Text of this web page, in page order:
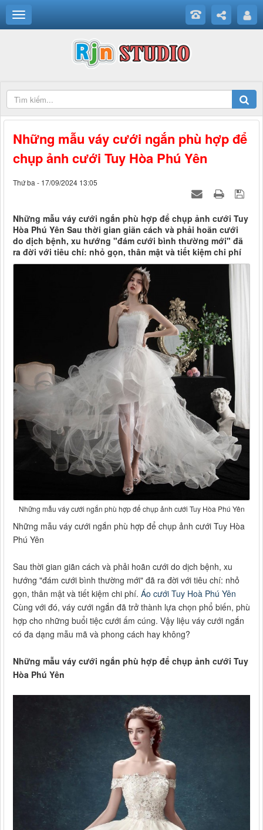
Những mẫu váy cưới ngắn phù hợp để
chụp ảnh cưới Tuy Hòa Phú Yên
Thứ ba - 17/09/2024 13:05
Những mẫu váy cưới ngắn phù hợp để chụp ảnh cưới Tuy
Hòa Phú Yên Sau thời gian giãn cách và phải hoãn cưới
do dịch bệnh, xu hướng "đám cưới bình thường mới" đã
ra đời với tiêu chí: nhỏ gọn, thân mật và tiết kiệm chi phí
Những mẫu váy cưới ngắn phù hợp để chụp ảnh cưới Tuy Hòa Phú Yên
Những mẫu váy cưới ngắn phù hợp để chụp ảnh cưới Tuy Hòa
Phú Yên
Sau thời gian giãn cách và phải hoãn cưới do dịch bệnh, xu
hướng "đám cưới bình thường mới" đã ra đời với tiêu chí: nhỏ
gọn, thân mật và tiết kiệm chi phí. Áo cưới Tuy Hoà Phú Yên
Cùng với đó, váy cưới ngắn đã trở thành lựa chọn phổ biến, phù
hợp cho những buổi tiệc cưới ấm cúng. Vậy liệu váy cưới ngắn
có đa dạng mẫu mã và phong cách hay không?
Những mẫu váy cưới ngắn phù hợp để chụp ảnh cưới Tuy
Hòa Phú Yên